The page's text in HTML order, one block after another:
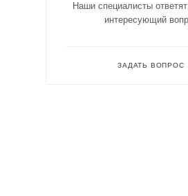
Наши специалисты
интересующий
ЗАДАТЬ ВОПРОС